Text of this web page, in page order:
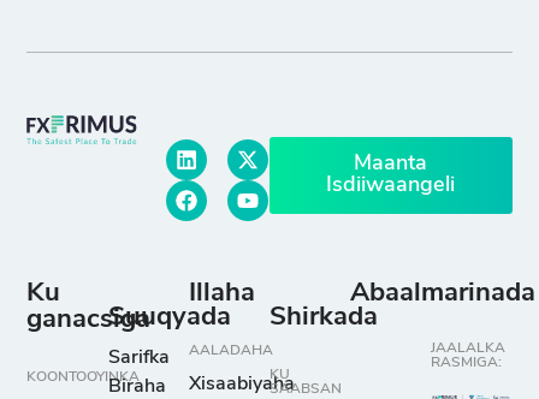
Maanta
Isdiiwaangeli
Ku
ganacsiga
KOONTOOYINKA
Suuqyada
Sarifka
Biraha
Illaha
AALADAHA
Xisaabiyaha
Shirkada
KU
SAABSAN
Abaalmarinada
JAALALKA
RASMIGA: